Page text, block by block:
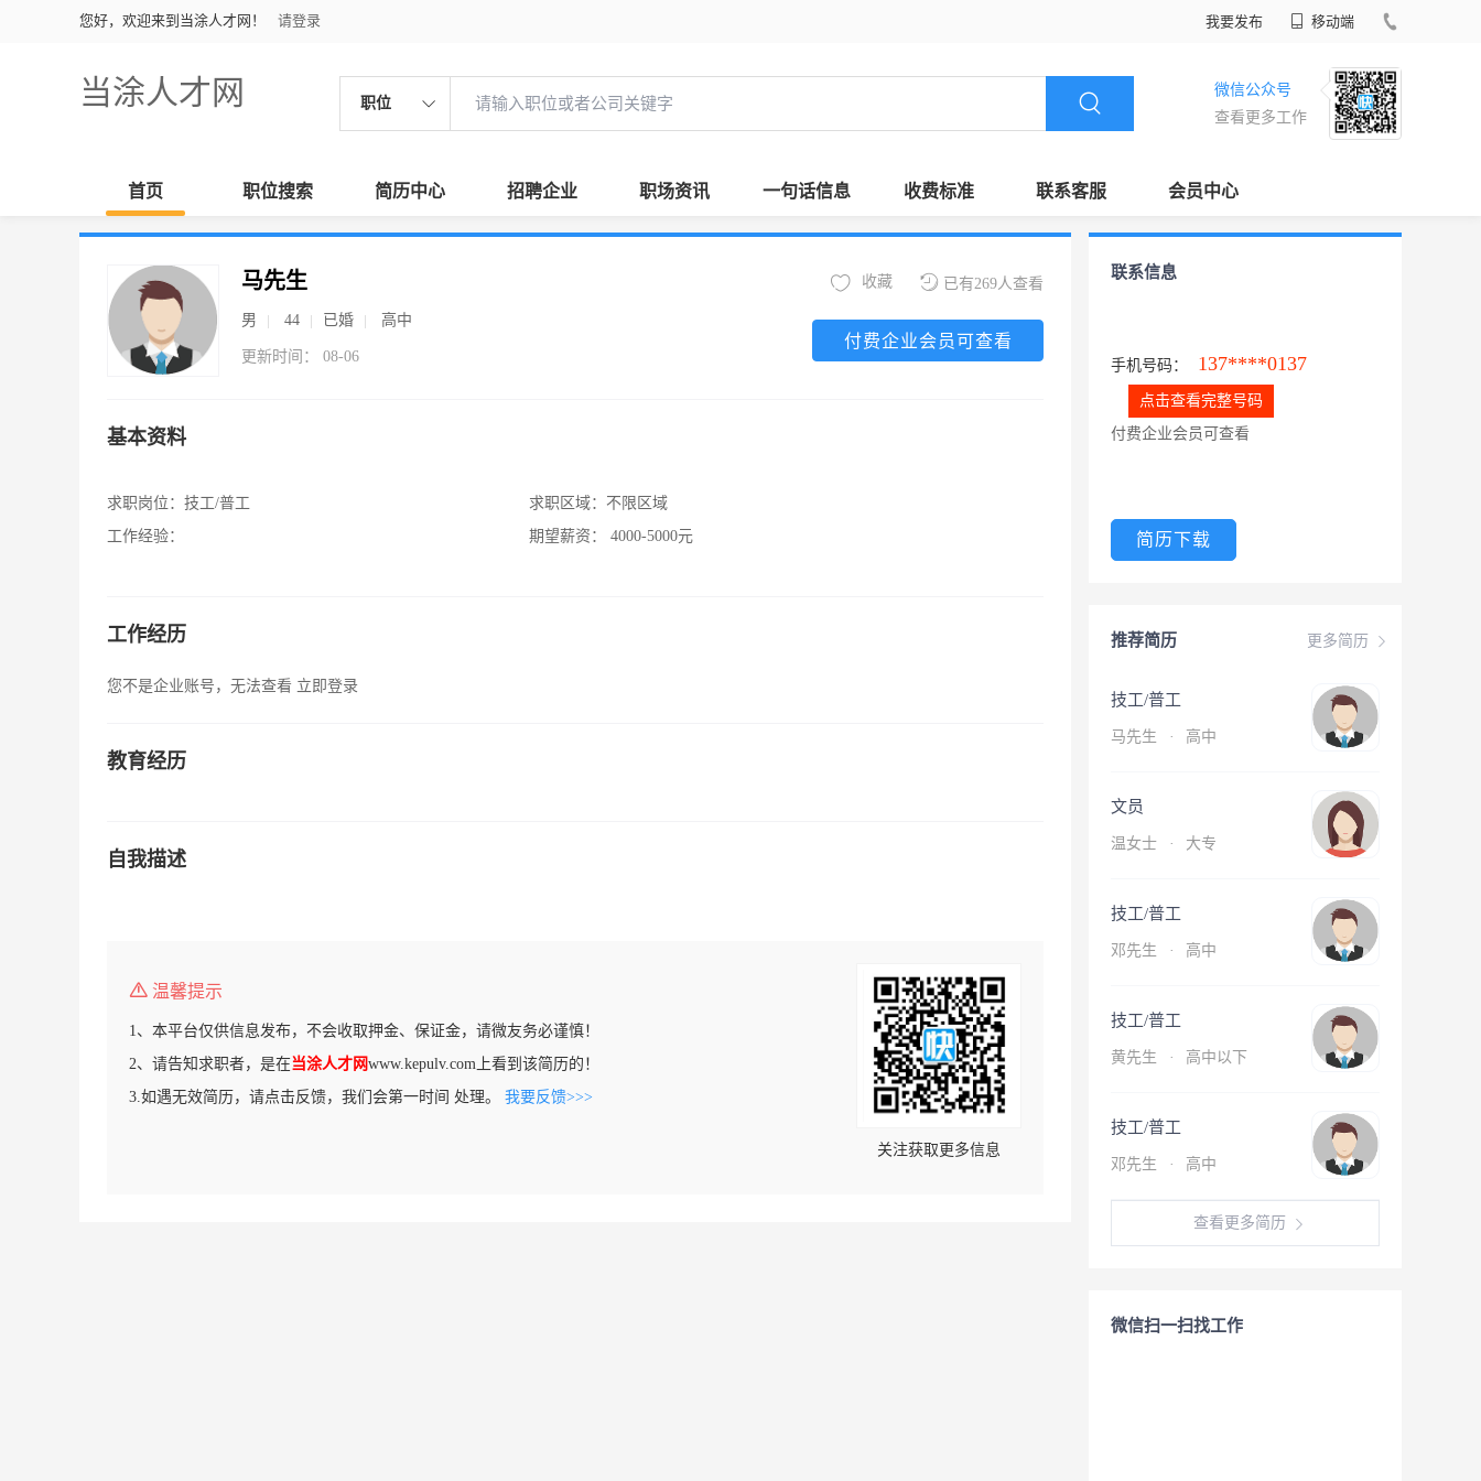
您好，欢迎来到当涂人才网！ 请登录 我要发布 移动端
当涂人才网 职位
微信公众号
查看更多工作
首页 职位搜索 简历中心 招聘企业 职场资讯 一句话信息 收费标准 联系客服 会员中心
马先生
男 44 已婚 高中
更新时间： 08-06
已有269人查看
收藏
付费企业会员可查看
基本资料
求职岗位： 技工/普工
工作经验：
求职区域： 不限区域
期望薪资：
4000-5000元
工作经历
您不是企业账号，无法查看 立即登录
教育经历
自我描述
温馨提示
1、本平台仅供信息发布，不会收取押金、保证金，请微友务必谨慎！
2、请告知求职者，是在当涂人才网www.kepulv.com上看到该简历的！
3.如遇无效简历，请点击反馈，我们会第一时间 处理。 我要反馈>>>
关注获取更多信息
联系信息
手机号码： 137****0137
点击查看完整号码
付费企业会员可查看
简历下载
更多简历
推荐简历
技工/普工
马先生 · 高中
文员
温女士 · 大专
技工/普工
邓先生 · 高中
技工/普工
黄先生 · 高中以下
技工/普工
邓先生 · 高中
查看更多简历
微信扫一扫找工作